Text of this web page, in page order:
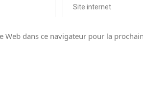
dans ce navigateur pour la